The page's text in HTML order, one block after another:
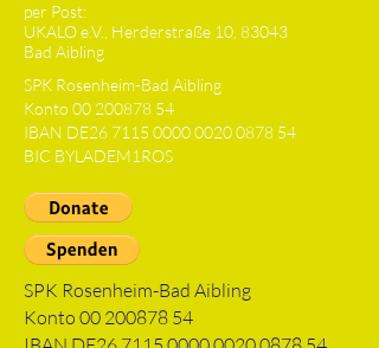
per Post:
UKALO e.V., Herderstraße 10, 83043
Bad Aibling
SPK Rosenheim-Bad Aibling
Konto 00 200878 54
IBAN DE26 7115 0000 0020 0878 54
BIC BYLADEM1ROS
SPK Rosenheim-Bad Aibling
Konto 00 200878 54